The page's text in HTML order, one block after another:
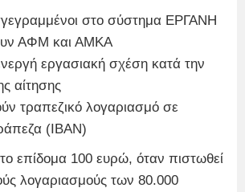
στο σύστημα ΕΡΓΑΝΗ
ΑΦΜ και ΑΜΚΑ
εργασιακή σχέση κατά την
αίτησης
τραπεζικό λογαριασμό σε
(ΙΒΑΝ)
το επίδομα 100 ευρώ, όταν πιστωθεί
λογαριασμούς των 80.000